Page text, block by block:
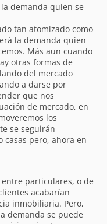
demanda quien se
tan atomizado como
la demanda quien
Más aun cuando
otras formas de
del mercado
a darse por
que nos
de mercado, en
los
se seguirán
pero, ahora en
particulares, o de
acabarían
inmobiliaria. Pero,
demanda se puede